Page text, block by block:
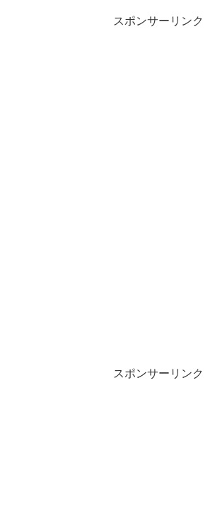
スポンサーリンク
スポンサーリンク